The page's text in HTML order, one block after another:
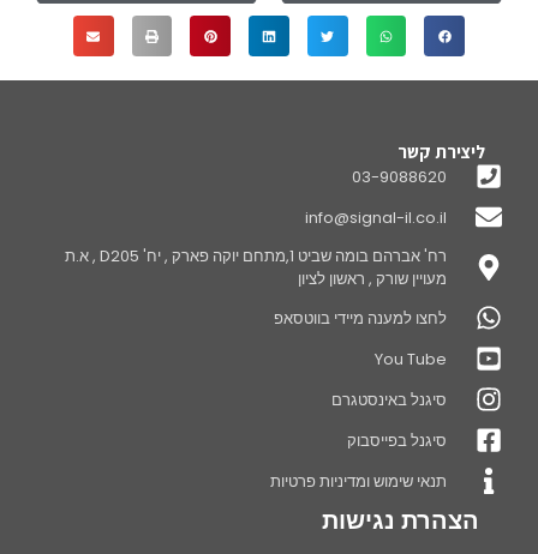
ליצירת קשר
03-9088620
info@signal-il.co.il
רח' אברהם בומה שביט 1,מתחם יוקה פארק , יח' D205 , א.ת
מעויין שורק , ראשון לציון
לחצו למענה מיידי בווטסאפ
You Tube
סיגנל באינסטגרם
סיגנל בפייסבוק
תנאי שימוש ומדיניות פרטיות
הצהרת נגישות